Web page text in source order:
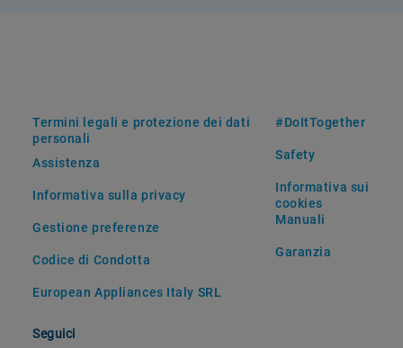
Termini legali e protezione dei dati
personali
Assistenza
Informativa sulla privacy
Gestione preferenze
Codice di Condotta
European Appliances Italy SRL
#DoItTogether
Safety
Informativa sui
cookies
Manuali
Garanzia
Seguici